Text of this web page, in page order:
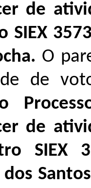
de
SIEX
O
de
de
SIEX